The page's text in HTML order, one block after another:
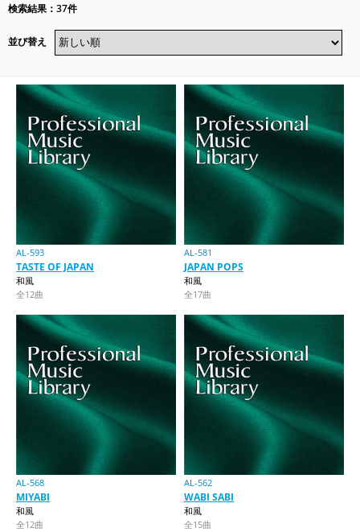
検索結果：37件
並び替え
AL-593
TASTE OF JAPAN
和風
全12曲
AL-581
JAPAN POPS
和風
全17曲
AL-568
MIYABI
和風
全12曲
AL-562
WABI SABI
和風
全15曲